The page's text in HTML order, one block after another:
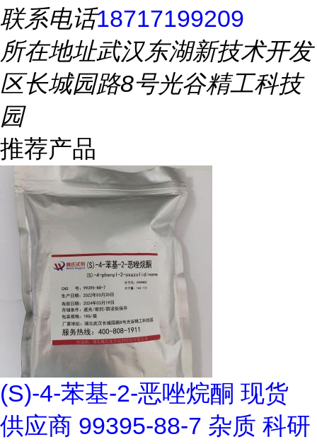
联系电话18717199209
所在地址武汉东湖新技术开发
区长城园路8号光谷精工科技
园
推荐产品
(S)-4-苯基-2-恶唑烷酮 现货
供应商 99395-88-7 杂质 科研